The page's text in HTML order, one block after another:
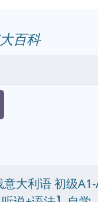
百科
大利语 初级